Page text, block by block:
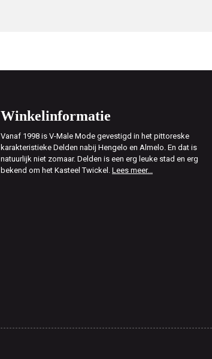
Winkelinformatie
Vanaf 1998 is V-Male Mode gevestigd in het pittoreske
karakteristieke Delden nabij Hengelo en Almelo. En dat is
natuurlijk niet zomaar. Delden is een erg leuke stad en erg
bekend om het Kasteel Twickel. Lees meer...